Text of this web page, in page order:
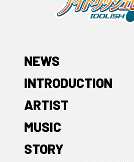
NEWS
INTRODUCTION
ARTIST
MUSIC
STORY